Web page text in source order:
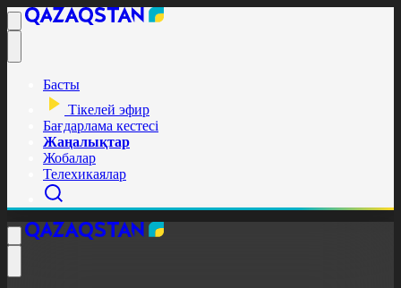
Басты
Тікелей эфир
Бағдарлама кестесі
Жаңалықтар
Жобалар
Телехикаялар